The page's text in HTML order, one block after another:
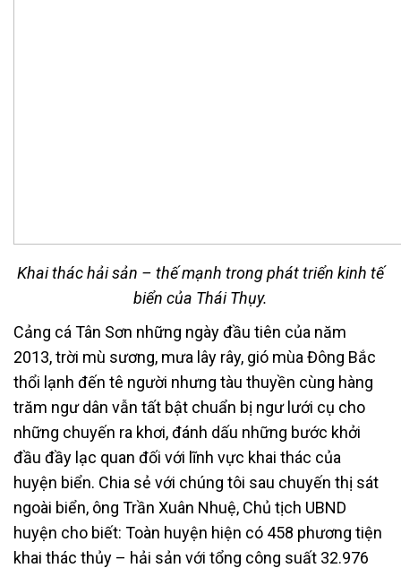
Khai thác hải sản – thế mạnh trong phát triển kinh tế
biển của Thái Thụy.
Cảng cá Tân Sơn những ngày đầu tiên của năm
2013, trời mù sương, mưa lây rây, gió mùa Đông Bắc
thổi lạnh đến tê người nhưng tàu thuyền cùng hàng
trăm ngư dân vẫn tất bật chuẩn bị ngư lưới cụ cho
những chuyến ra khơi, đánh dấu những bước khởi
đầu đầy lạc quan đối với lĩnh vực khai thác của
huyện biển. Chia sẻ với chúng tôi sau chuyến thị sát
ngoài biển, ông Trần Xuân Nhuệ, Chủ tịch UBND
huyện cho biết: Toàn huyện hiện có 458 phương tiện
khai thác thủy – hải sản với tổng công suất 32.976